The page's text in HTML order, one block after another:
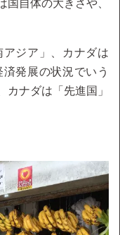
国自体の大きさや、
ジア」、カナダは
発展の状況でいう
カナダは「先進国」